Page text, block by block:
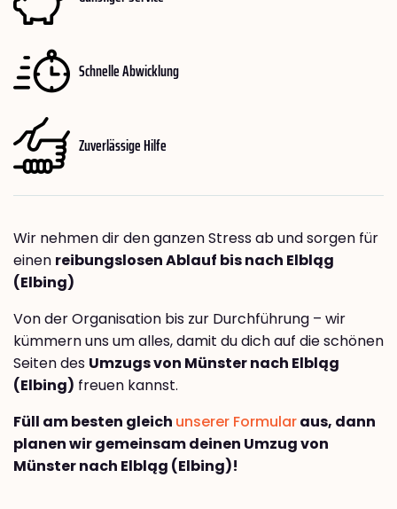
Schnelle Abwicklung
Zuverlässige Hilfe
Wir nehmen dir den ganzen Stress ab und sorgen für
einen reibungslosen Ablauf bis nach Elbląg
(Elbing)
Von der Organisation bis zur Durchführung – wir
kümmern uns um alles, damit du dich auf die schönen
Seiten des Umzugs von Münster nach Elbląg
(Elbing) freuen kannst.
Füll am besten gleich unserer Formularaus, dann
planen wir gemeinsam deinen Umzug von
Münster nach Elbląg (Elbing)!